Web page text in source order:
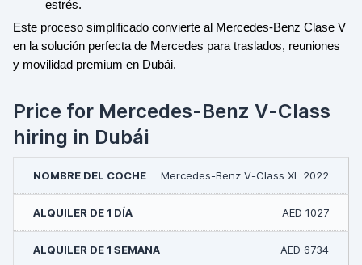
estrés.
Este proceso simplificado convierte al Mercedes-Benz Clase V
en la solución perfecta de Mercedes para traslados, reuniones
y movilidad premium en Dubái.
Price for Mercedes-Benz V-Class
hiring in Dubái
Mercedes-Benz V-Class XL 2022
AED 1027
AED 6734